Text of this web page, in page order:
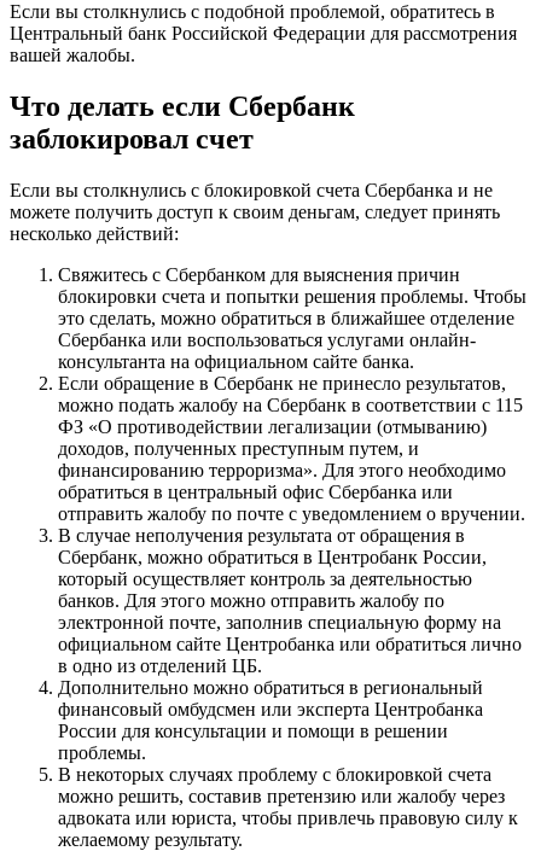
Если вы столкнулись с подобной проблемой, обратитесь в
Центральный банк Российской Федерации для рассмотрения
вашей жалобы.
Что делать если Сбербанк
заблокировал счет
Если вы столкнулись с блокировкой счета Сбербанка и не
можете получить доступ к своим деньгам, следует принять
несколько действий:
Свяжитесь с Сбербанком для выяснения причин
блокировки счета и попытки решения проблемы. Чтобы
это сделать, можно обратиться в ближайшее отделение
Сбербанка или воспользоваться услугами онлайн-
консультанта на официальном сайте банка.
Если обращение в Сбербанк не принесло результатов,
можно подать жалобу на Сбербанк в соответствии с 115
ФЗ «О противодействии легализации (отмыванию)
доходов, полученных преступным путем, и
финансированию терроризма». Для этого необходимо
обратиться в центральный офис Сбербанка или
отправить жалобу по почте с уведомлением о вручении.
В случае неполучения результата от обращения в
Сбербанк, можно обратиться в Центробанк России,
который осуществляет контроль за деятельностью
банков. Для этого можно отправить жалобу по
электронной почте, заполнив специальную форму на
официальном сайте Центробанка или обратиться лично
в одно из отделений ЦБ.
Дополнительно можно обратиться в региональный
финансовый омбудсмен или эксперта Центробанка
России для консультации и помощи в решении
проблемы.
В некоторых случаях проблему с блокировкой счета
можно решить, составив претензию или жалобу через
адвоката или юриста, чтобы привлечь правовую силу к
желаемому результату.